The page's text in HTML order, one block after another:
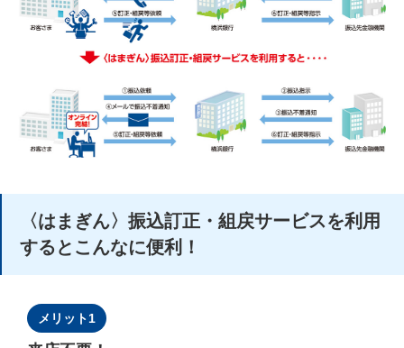
〈はまぎん〉振込訂正・組戻サービスを利用
するとこんなに便利！
メリット1